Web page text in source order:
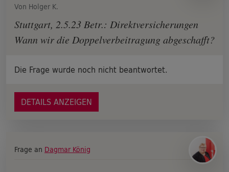
Von Holger K.
Stuttgart, 2.5.23 Betr.: Direktversicherungen
Wann wir die Doppelverbeitragung abgeschafft?
Die Frage wurde noch nicht beantwortet.
DETAILS ANZEIGEN
Frage an Dagmar König